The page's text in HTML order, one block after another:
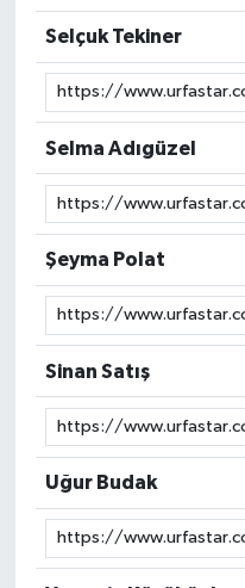
Selçuk Tekiner
Selma Adıgüzel
Şeyma Polat
Sinan Satış
Uğur Budak